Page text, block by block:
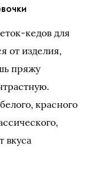
кедов для
от изделия,
пряжу
красного
вкуса